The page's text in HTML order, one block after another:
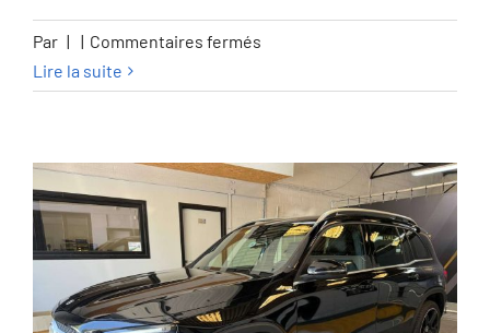
Par | | Commentaires fermés
HR-
HR-
V
e:HEV
1.5i
Advance
eCVT
Lire la suite